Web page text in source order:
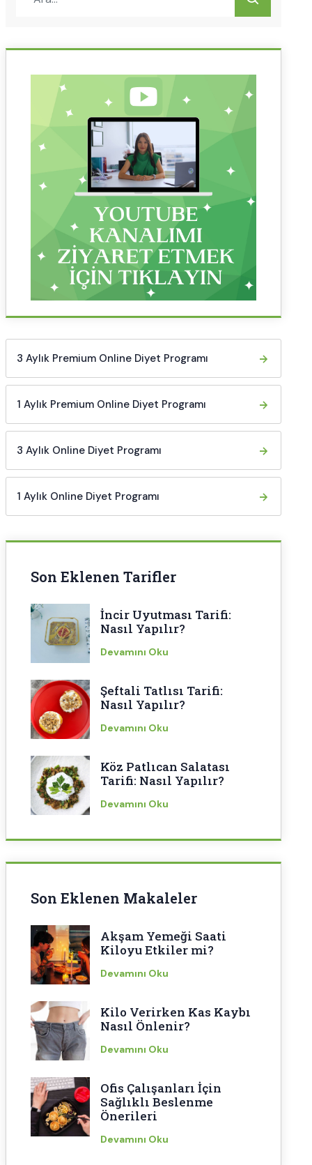
3 Aylık Premium Online Diyet Programı
1 Aylık Premium Online Diyet Programı
3 Aylık Online Diyet Programı
1 Aylık Online Diyet Programı
Son Eklenen Tarifler
İncir Uyutması Tarifi:
Nasıl Yapılır?
Devamını Oku
Şeftali Tatlısı Tarifi:
Nasıl Yapılır?
Devamını Oku
Köz Patlıcan Salatası
Tarifi: Nasıl Yapılır?
Devamını Oku
Son Eklenen Makaleler
Akşam Yemeği Saati
Kiloyu Etkiler mi?
Devamını Oku
Kilo Verirken Kas Kaybı
Nasıl Önlenir?
Devamını Oku
Ofis Çalışanları İçin
Sağlıklı Beslenme
Önerileri
Devamını Oku